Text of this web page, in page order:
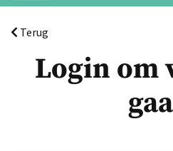
Terug
Login om